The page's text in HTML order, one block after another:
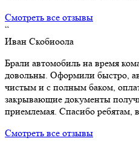
Смотреть все отзывы
“
Иван Скобиоола
Брали автомобиль на время
довольны. Оформили быстро,
чистым и с полным баком,
закрывающие документы
приемлемая. Спасибо ребятам,
Смотреть все отзывы